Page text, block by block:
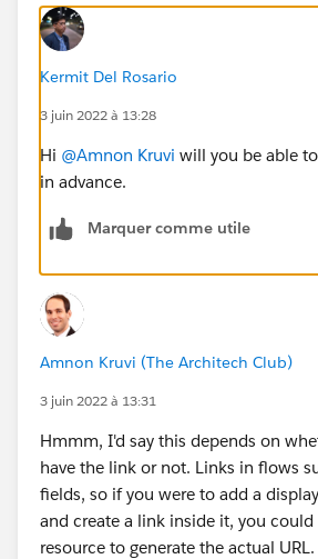
Kermit Del Rosario
3 juin 2022 à 13:28
Hi @Amnon Kruvi will you be able
in advance.
Marquer comme utile
Amnon Kruvi (The Architech Club)
3 juin 2022 à 13:31
Hmmm, I'd say this depends on
have the link or not. Links in flows
fields, so if you were to add a
and create a link inside it, you could
resource to generate the actual